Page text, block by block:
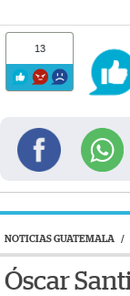
13
NOTICIAS GUATEMALA /
Óscar